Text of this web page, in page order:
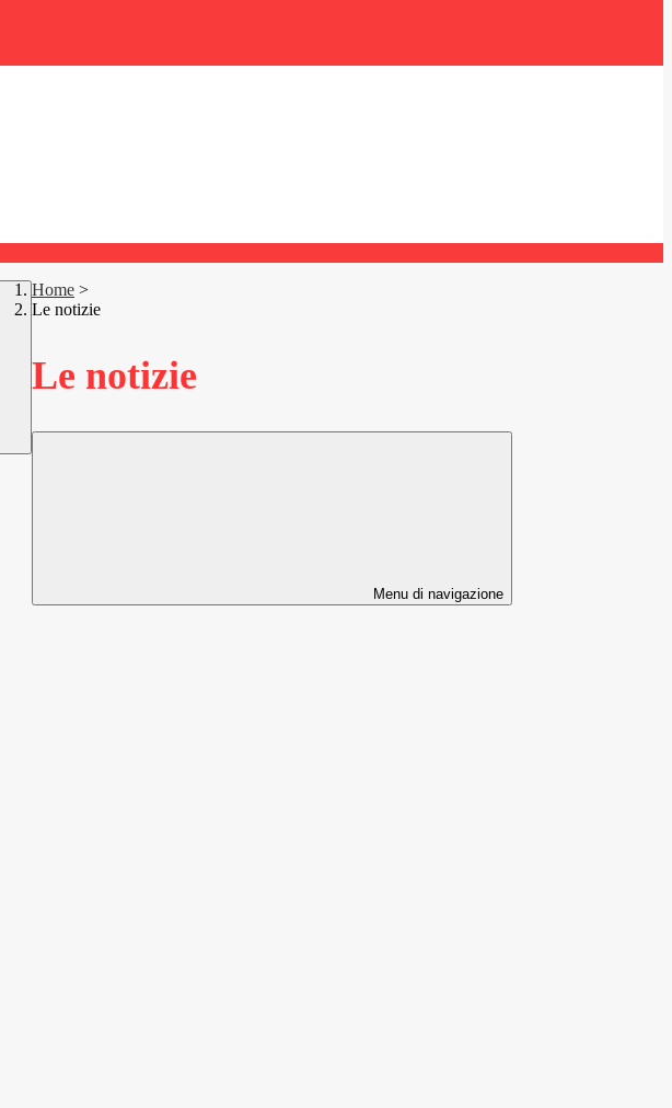
Home >
Le notizie
Le notizie
Menu di navigazione